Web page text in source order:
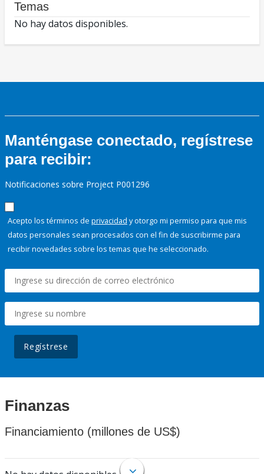
Temas
No hay datos disponibles.
Manténgase conectado, regístrese
para recibir:
Notificaciones sobre Project P001296
Acepto los términos de privacidad y otorgo mi permiso para que mis
datos personales sean procesados con el fin de suscribirme para
recibir novedades sobre los temas que he seleccionado.
Regístrese
Finanzas
Financiamiento (millones de US$)